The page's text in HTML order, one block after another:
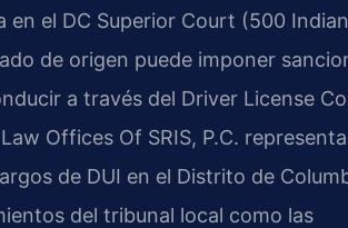
el DC Superior Court (500
de origen puede imponer
a través del Driver License
Offices Of SRIS, P.C.
de DUI en el Distrito de
del tribunal local como las